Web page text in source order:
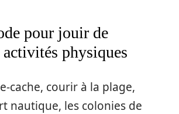
pour jouir de
physiques
cache, courir à la plage,
nautique, les colonies de